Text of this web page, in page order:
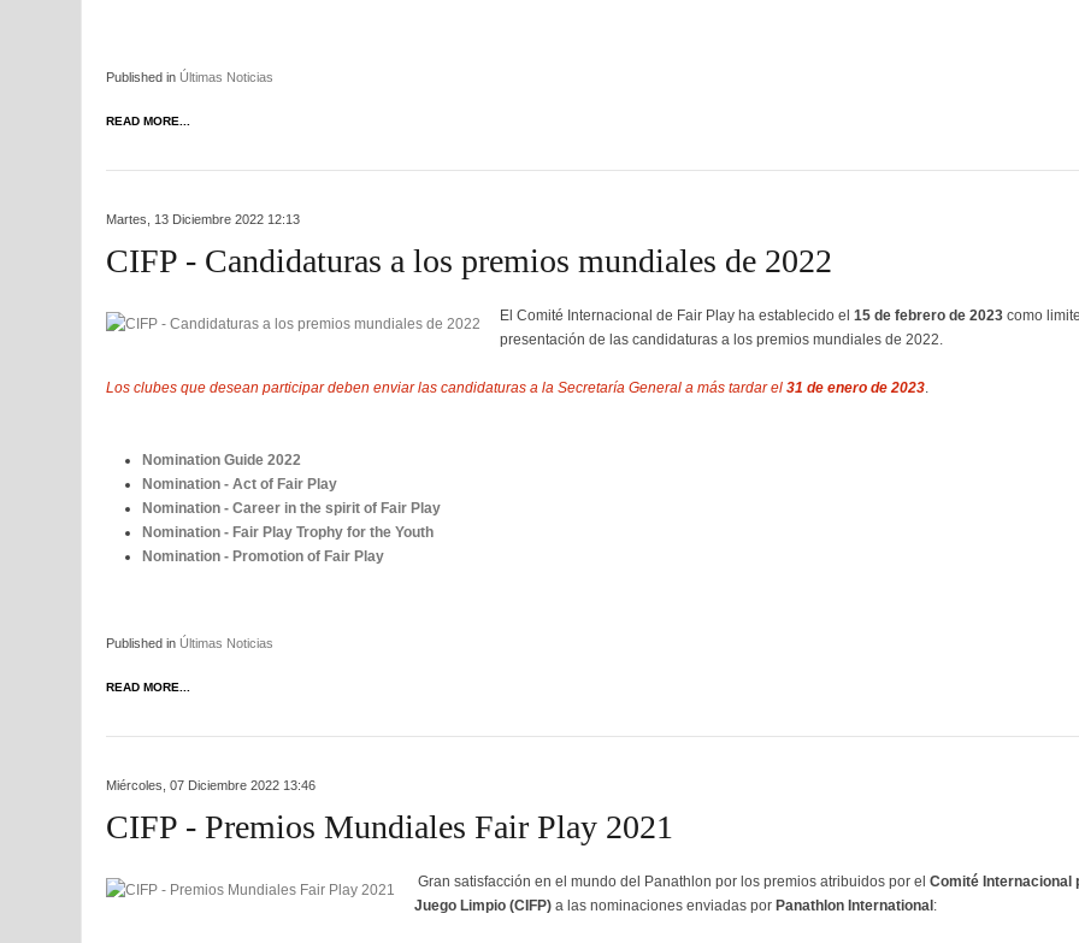
Published in Últimas Noticias
READ MORE...
Martes, 13 Diciembre 2022 12:13
CIFP - Candidaturas a los premios mundiales de 2022
El Comité Internacional de Fair Play ha establecido el 15 de febrero de 2023 como
presentación de las candidaturas a los premios mundiales de 2022.
Los clubes que desean participar deben enviar las candidaturas a la Secretaría General a más tardar el 31 de enero de 2023.
Nomination Guide 2022
Nomination - Act of Fair Play
Nomination - Career in the spirit of Fair Play
Nomination - Fair Play Trophy for the Youth
Nomination - Promotion of Fair Play
Published in Últimas Noticias
READ MORE...
Miércoles, 07 Diciembre 2022 13:46
CIFP - Premios Mundiales Fair Play 2021
Gran satisfacción en el mundo del Panathlon por los premios atribuidos por el Comité Internacional
Juego Limpio (CIFP) a las nominaciones enviadas por Panathlon International: